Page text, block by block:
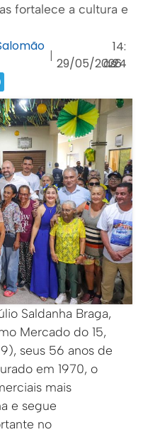
fortalece a cultura e
|
29/05/2026
às
14:
24
Saldanha Braga,
Mercado do 15,
seus 56 anos de
em 1970, o
mais
e segue
no